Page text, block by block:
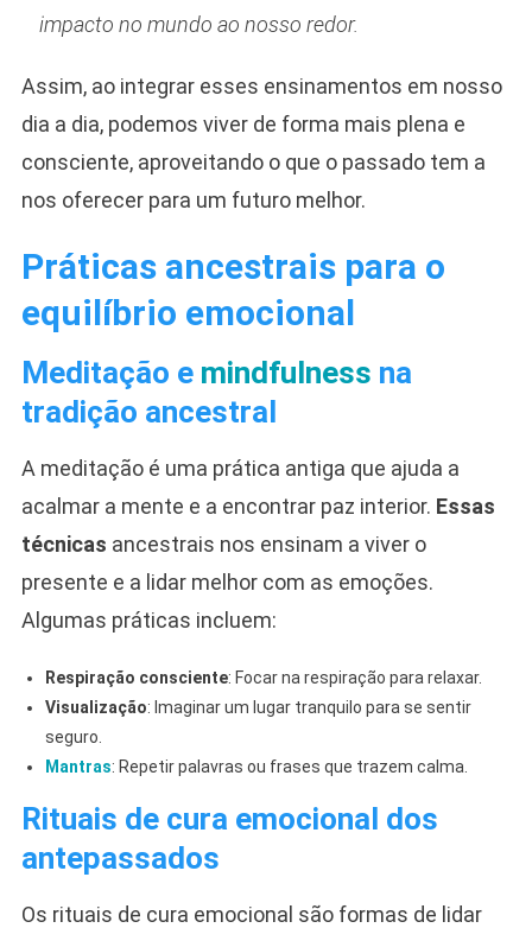
impacto no mundo ao nosso redor.
Assim, ao integrar esses ensinamentos em nosso
dia a dia, podemos viver de forma mais plena e
consciente, aproveitando o que o passado tem a
nos oferecer para um futuro melhor.
Práticas ancestrais para o
equilíbrio emocional
Meditação e mindfulness na
tradição ancestral
A meditação é uma prática antiga que ajuda a
acalmar a mente e a encontrar paz interior. Essas
técnicas ancestrais nos ensinam a viver o
presente e a lidar melhor com as emoções.
Algumas práticas incluem:
Respiração consciente: Focar na respiração para relaxar.
Visualização: Imaginar um lugar tranquilo para se sentir
seguro.
Mantras: Repetir palavras ou frases que trazem calma.
Rituais de cura emocional dos
antepassados
Os rituais de cura emocional são formas de lidar